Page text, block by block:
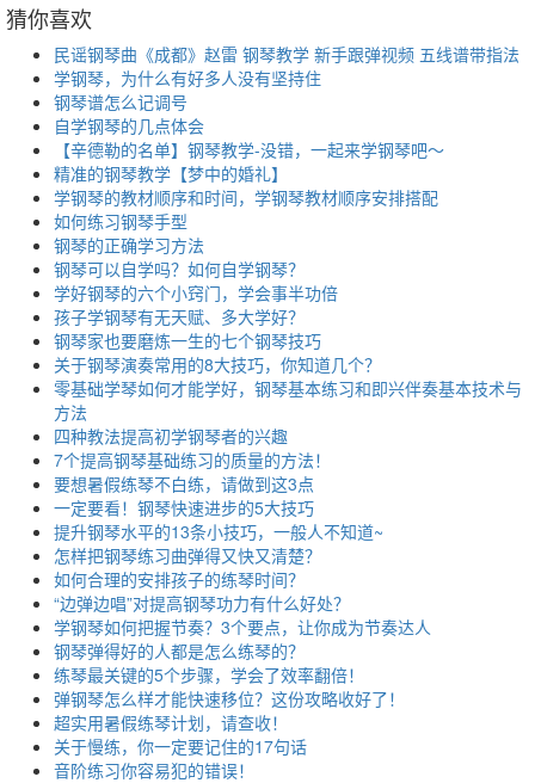
猜你喜欢
民谣钢琴曲《成都》赵雷 钢琴教学 新手跟弹视频 五线谱带指法
学钢琴，为什么有好多人没有坚持住
钢琴谱怎么记调号
自学钢琴的几点体会
【辛德勒的名单】钢琴教学-没错，一起来学钢琴吧～
精准的钢琴教学【梦中的婚礼】
学钢琴的教材顺序和时间，学钢琴教材顺序安排搭配
如何练习钢琴手型
钢琴的正确学习方法
钢琴可以自学吗？如何自学钢琴？
学好钢琴的六个小窍门，学会事半功倍
孩子学钢琴有无天赋、多大学好？
钢琴家也要磨炼一生的七个钢琴技巧
关于钢琴演奏常用的8大技巧，你知道几个？
零基础学琴如何才能学好，钢琴基本练习和即兴伴奏基本技术与
方法
四种教法提高初学钢琴者的兴趣
7个提高钢琴基础练习的质量的方法！
要想暑假练琴不白练，请做到这3点
一定要看！钢琴快速进步的5大技巧
提升钢琴水平的13条小技巧，一般人不知道~
怎样把钢琴练习曲弹得又快又清楚？
如何合理的安排孩子的练琴时间？
“边弹边唱”对提高钢琴功力有什么好处？
学钢琴如何把握节奏？3个要点，让你成为节奏达人
钢琴弹得好的人都是怎么练琴的？
练琴最关键的5个步骤，学会了效率翻倍！
弹钢琴怎么样才能快速移位？这份攻略收好了！
超实用暑假练琴计划，请查收！
关于慢练，你一定要记住的17句话
音阶练习你容易犯的错误！